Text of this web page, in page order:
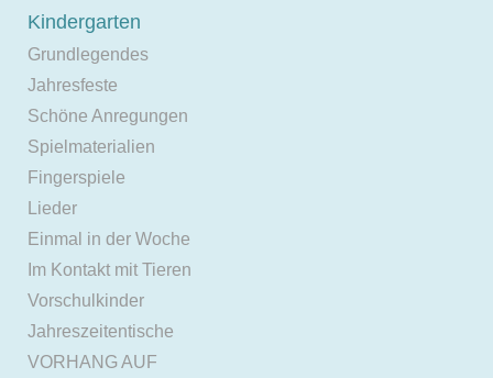
Kindergarten
Grundlegendes
Jahresfeste
Schöne Anregungen
Spielmaterialien
Fingerspiele
Lieder
Einmal in der Woche
Im Kontakt mit Tieren
Vorschulkinder
Jahreszeitentische
VORHANG AUF